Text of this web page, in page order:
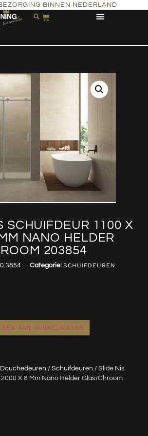
BINNEN NEDERLAND
SCHUIFDEUR 1100 X
NANO HELDER
203854
Douchedeuren / Schuifdeuren / Slide Nis
X 8 Mm Nano Helder Glas/chroom
Categorie: SCHUIFDEUREN
AAN WINKELWAGEN